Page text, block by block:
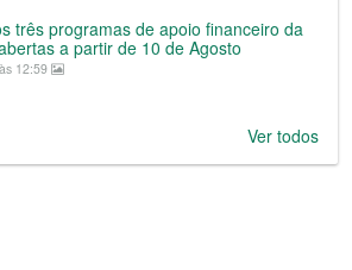
três programas de apoio financeiro da
a partir de 10 de Agosto
12:59
Ver todos